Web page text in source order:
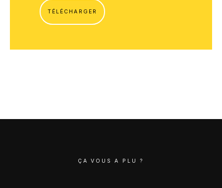
TÉLÉCHARGER
ÇA VOUS A PLU ?